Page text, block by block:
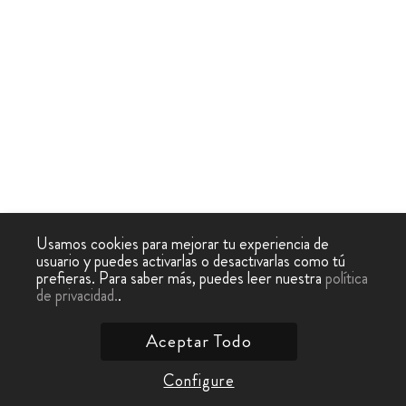
Usamos cookies para mejorar tu experiencia de
usuario y puedes activarlas o desactivarlas como tú
prefieras. Para saber más, puedes leer nuestrapolítica
de privacidad..
Configure
Aceptar Todo